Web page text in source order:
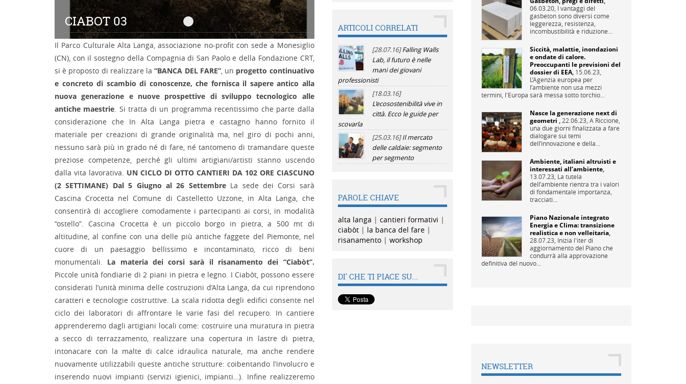
CIABOT 03 CIABOT 03
Il Parco Culturale Alta Langa, associazione no-profit con sede a Monesiglio
(CN), con il sostegno della Compagnia di San Paolo e della Fondazione CRT,
si è proposto di realizzare la“BANCA DEL FARE”, un progetto continuativo
e concreto di scambio di conoscenze, che fornisca il sapere antico alla
nuova generazione e nuove prospettive di sviluppo tecnologico alle
antiche maestrie. Si tratta di un programma recentissimo che parte dalla
considerazione che In Alta Langa pietra e castagno hanno fornito il
materiale per creazioni di grande originalità ma, nel giro di pochi anni,
nessuno sarà più in grado né di fare, né tantomeno di tramandare queste
preziose competenze, perché gli ultimi artigiani/artisti stanno uscendo
dalla vita lavorativa. UN CICLO DI OTTO CANTIERI DA 102 ORE CIASCUNO
(2 SETTIMANE) Dal 5 Giugno al 26 SettembreLa sede dei Corsi sarà
Cascina Crocetta nel Comune di Castelletto Uzzone, in Alta Langa, che
consentirà di accogliere comodamente i partecipanti ai corsi, in modalità
“ostello”. Cascina Crocetta è un piccolo borgo in pietra, a 500 mt di
altitudine, al confine con una delle più antiche faggete del Piemonte, nel
cuore di un paesaggio bellissimo e incontaminato, ricco di beni
monumentali. La materia dei corsi sarà il risanamento dei “Ciabòt”.
Piccole unità fondiarie di 2 piani in pietra e legno. I Ciabòt, possono essere
considerati l’unità minima delle costruzioni d’Alta Langa, da cui riprendono
caratteri e tecnologie costruttive. La scala ridotta degli edifici consente nel
ciclo dei laboratori di affrontare le varie fasi del recupero. In cantiere
apprenderemo dagli artigiani locali come: costruire una muratura in pietra
a secco di terrazzamento, realizzare una copertura in lastre di pietra,
intonacare con la malte di calce idraulica naturale, ma anche rendere
nuovamente utilizzabili queste antiche strutture: coibentando l’involucro e
inserendo nuovi impianti (servizi igienici, impianti…). Infine realizzeremo
ARTICOLI CORRELATI
[28.07.16]Falling Walls
Lab, il futuro è nelle
mani dei giovani
professionisti
[18.03.16]
L’ecosostenibilità vive in
città. Ecco le guide per
scovarla
[25.03.16]Il mercato
delle caldaie: segmento
per segmento
PAROLE CHIAVE
alta langa | cantieri formativi |
ciabòt| la banca del fare|
risanamento| workshop
DI' CHE TI PIACE SU...
06.03.20, I vantaggi del
gasbeton sono diversi come
leggerezza, resistenza,
incombustibilità e riduzione...
Siccità, malattie, inondazioni
e ondate di calore.
Preoccupanti le previsioni del
dossier di EEA, 15.06.23,
L’Agenzia europea per
l’ambiente non usa mezzi
termini, l'Europa sarà messa sotto torchio...
Nasce la generazione next di
geometri , 22.06.23, A Riccione,
una due giorni finalizzata a fare
dialogare sui temi
dell’innovazione e della...
Ambiente, italiani altruisti e
interessati all’ambiente,
13.07.23, La tutela
dell’ambiente rientra tra i valori
di fondamentale importanza,
tracciati...
Piano Nazionale integrato
Energia e Clima: transizione
realistica e non velleitaria,
28.07.23, Inizia l'iter di
aggiornamento del Piano che
condurrà alla approvazione
definitiva del nuovo...
NEWSLETTER